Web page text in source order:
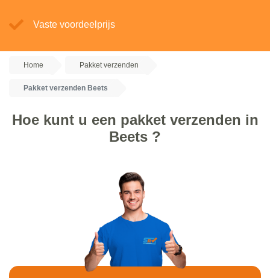
Vaste voordeelprijs
Home Pakket verzenden
Pakket verzenden Beets
Hoe kunt u een pakket verzenden in
Beets ?